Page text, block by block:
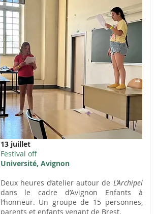
13 juillet
Festival off
Université, Avignon
Deux heures d’atelier autour de L’Archipel
dans le cadre d’Avignon Enfants à
l’honneur. Un groupe de 15 personnes,
parents et enfants venant de Brest.